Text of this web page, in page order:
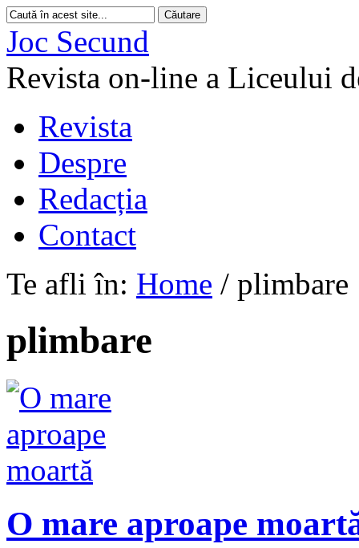
Joc Secund
Revista on-line a Liceului
Revista
Despre
Redacția
Contact
Te afli în: Home / plimbare
plimbare
O mare aproape